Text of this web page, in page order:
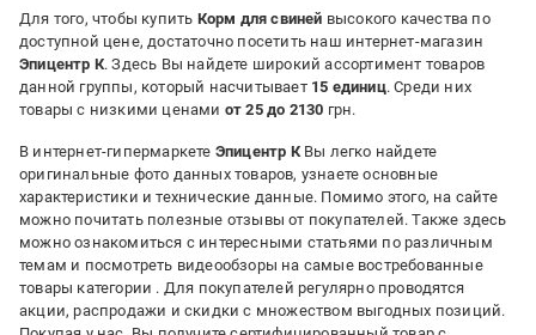
Для того, чтобы купить Корм для свиней высокого качества по
доступной цене, достаточно посетить наш интернет-магазин
Эпицентр К. Здесь Вы найдете широкий ассортимент товаров
данной группы, который насчитывает 15 единиц. Среди них
товары с низкими ценами от 25 до 2130 грн.
В интернет-гипермаркете Эпицентр КВы легко найдете
оригинальные фото данных товаров, узнаете основные
характеристики и технические данные. Помимо этого, на сайте
можно почитать полезные отзывы от покупателей. Также здесь
можно ознакомиться с интересными статьями по различным
темам и посмотреть видеообзоры на самые востребованные
товары категории . Для покупателей регулярно проводятся
акции, распродажи и скидки с множеством выгодных позиций.